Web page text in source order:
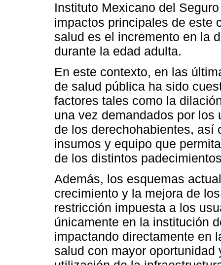
Instituto Mexicano del
impactos principales de este
salud es el incremento en la
durante la edad adulta.
En este contexto, en las
de salud pública ha sido
factores tales como la
una vez demandados por
de los derechohabientes, así
insumos y equipo que
de los distintos
Además, los esquemas
crecimiento y la mejora de
restricción impuesta a los
únicamente en la institución
impactando directamente en
salud con mayor